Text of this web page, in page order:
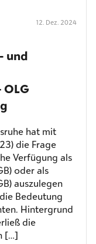
12. Dez. 2024
und
hat mit
die Frage
Verfügung als
oder als
auszulegen
Bedeutung
Hintergrund
die
[…]